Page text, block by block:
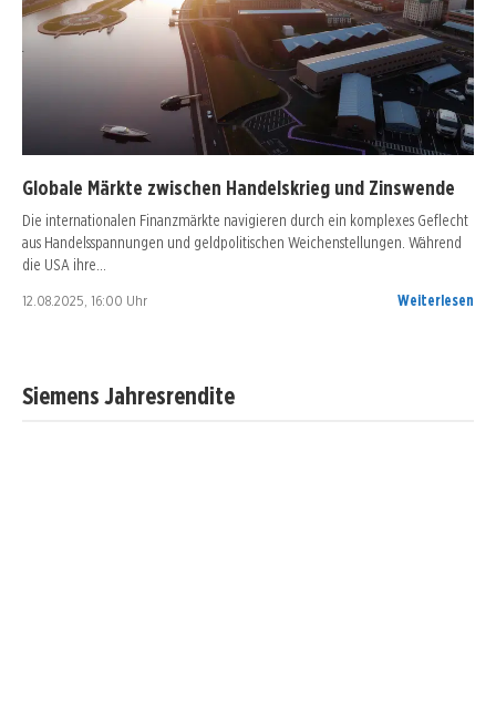
Globale Märkte zwischen Handelskrieg und Zinswende
Die internationalen Finanzmärkte navigieren durch ein komplexes Geflecht
aus Handelsspannungen und geldpolitischen Weichenstellungen. Während
die USA ihre…
12.08.2025, 16:00 Uhr Weiterlesen
Siemens Jahresrendite